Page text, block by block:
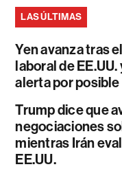
LAS ÚLTIMAS
Yen avanza tras
laboral de
alerta por
Trump dice que
negociaciones
mientras Irán
EE.UU.